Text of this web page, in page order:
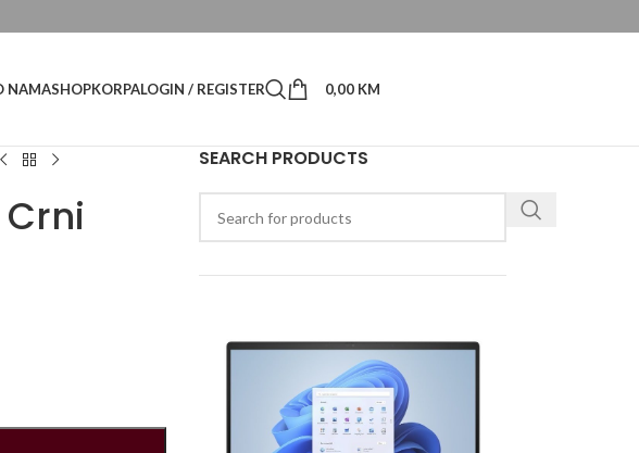
NAMASHOPKORPALOGIN / REGISTER 0,00 KM
Crni
SEARCH PRODUCTS